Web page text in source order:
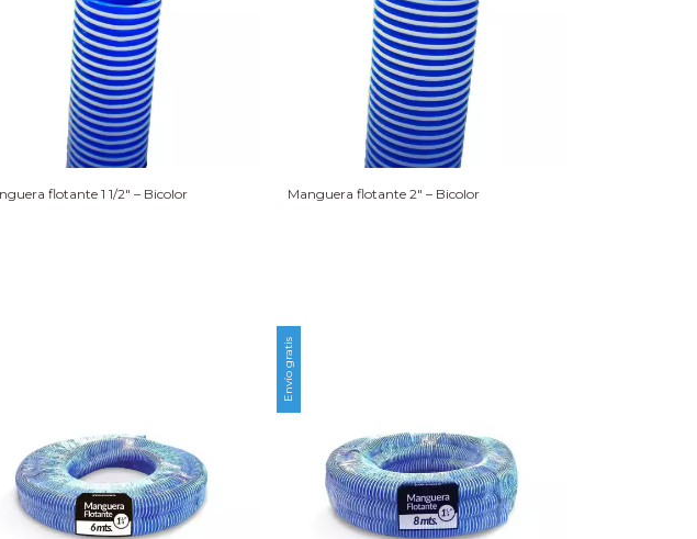
flotante 1 1/2″ – Bicolor Manguera flotante 2″ – Bicolor
Envío gratis